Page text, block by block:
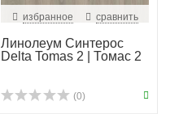
избранное сравнить
Линолеум Синтерос
Delta Tomas 2 | Томас 2
(0)